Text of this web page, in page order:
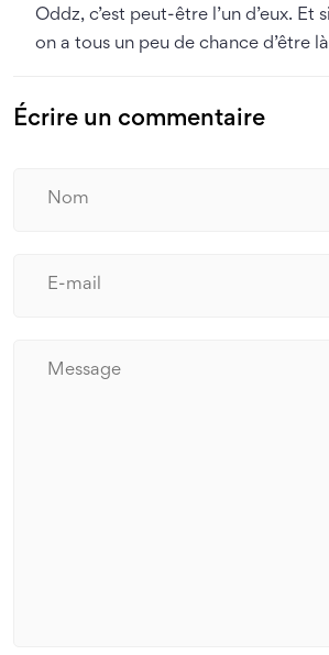
Oddz, c’est peut-être l’un d’eux. Et
on a tous un peu de chance d’être
Écrire un commentaire